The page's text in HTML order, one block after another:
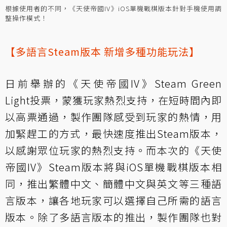
根據使用者的不同，《天使帝國IV》iOS單機戰棋版本針對手機使用調
整操作模式！
【多語言Steam版本 新增多種功能玩法】
日前舉辦的《天使帝國IV》Steam Green
Light投票，蒙獲玩家熱烈支持，在短時間內即
以高票通過，製作團隊感受到玩家的熱情，用
加緊趕工的方式，最快速度推出Steam版本，
以感謝眾位玩家的熱烈支持。而本次的《天使
帝國IV》Steam版本將與iOS單機戰棋版本相
同，推出繁體中文、簡體中文與英文等三種語
言版本，讓各地玩家可以選擇自己所需的語言
版本。除了多語言版本的推出，製作團隊也對